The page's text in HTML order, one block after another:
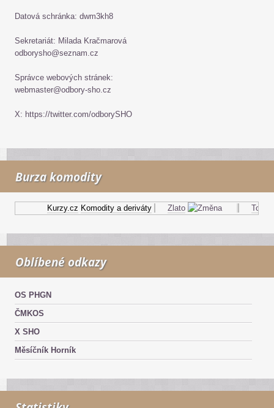
Datová schránka: dwm3kh8
Sekretariát: Milada Kračmarová
odborysho@seznam.cz
Správce webových stránek:
webmaster@odbory-sho.cz
X: https://twitter.com/odborySHO
Burza komodity
Kurzy.cz Komodity a deriváty Zlato Topný
Oblíbené odkazy
OS PHGN
ČMKOS
X SHO
Měsíčník Horník